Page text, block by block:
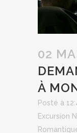
02
À
Posté à
Excursion